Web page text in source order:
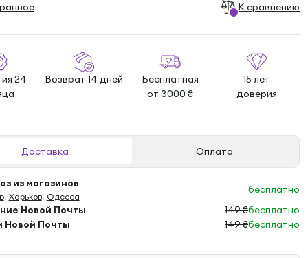
К сравнению
24
Возврат 14 дней
Бесплатная
от 3000 ₴
15 лет
доверия
Доставка Оплата
из магазинов
, Харьков, Одесса
бесплатно
Новой Почты
149 ₴бесплатно
Новой Почты
149 ₴бесплатно